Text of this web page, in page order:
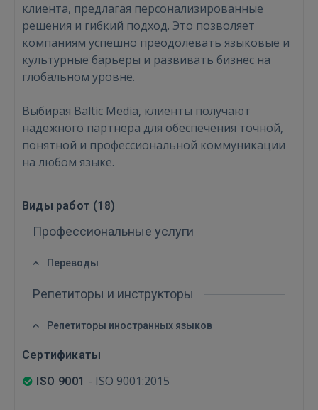
ВОЙТИ
Забыли пароль?
FACEBOOK
 Sign in with Apple
клиента, предлагая персонализированные
решения и гибкий подход. Это позволяет
компаниям успешно преодолевать языковые и
культурные барьеры и развивать бизнес на
глобальном уровне.
Выбирая Baltic Media, клиенты получают
надежного партнера для обеспечения точной,
понятной и профессиональной коммуникации
на любом языке.
Виды работ (18)
Профессиональные услуги
Переводы
Репетиторы и инструкторы
Репетиторы иностранных языков
Сертификаты
ISO 9001 - ISO 9001:2015